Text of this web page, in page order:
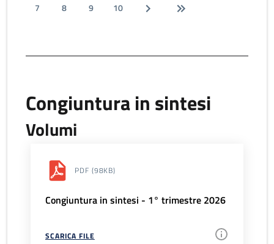
7
8 9 10
Congiuntura in sintesi
Volumi
PDF (98KB)
Congiuntura in sintesi - 1° trimestre 2026
SCARICA FILE